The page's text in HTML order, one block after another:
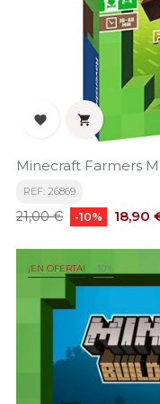
 
Minecraft Farmers
REF: 26869
Precio
21,00 € -10% Precio
18,90
¡EN OFERTA! -10%